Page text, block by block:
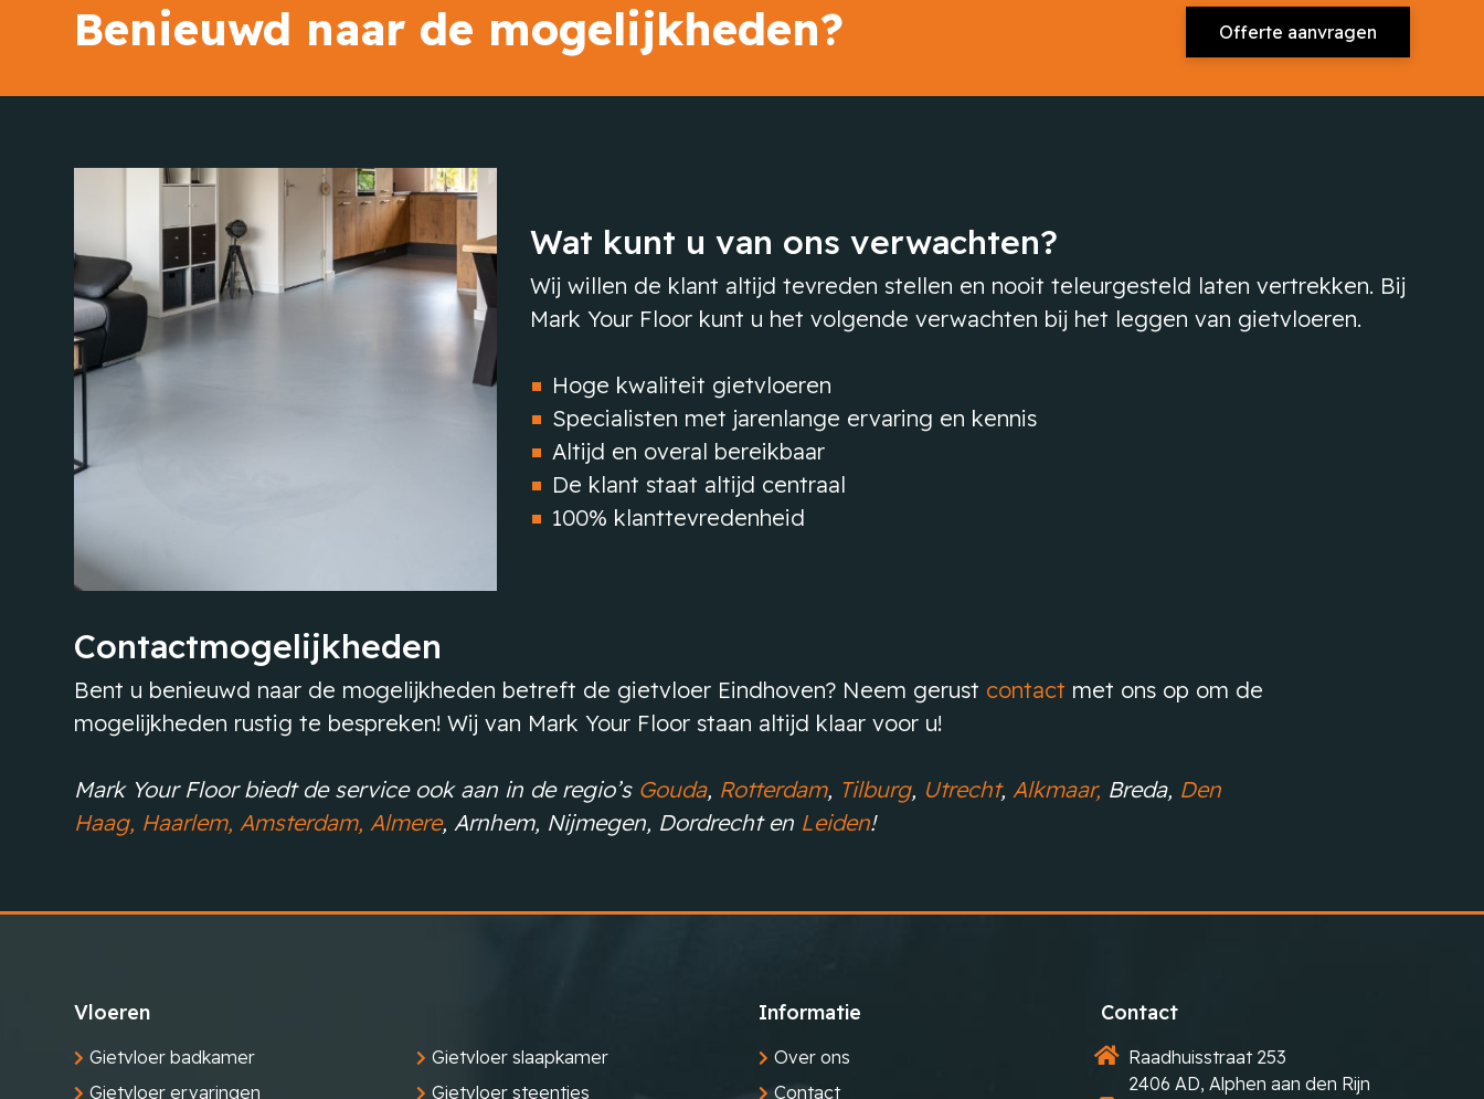
Benieuwd naar de mogelijkheden? Offerte aanvragen
Wat kunt u van ons verwachten?
Wij willen de klant altijd tevreden stellen en nooit teleurgesteld laten vertrekken. Bij
Mark Your Floor kunt u het volgende verwachten bij het leggen van gietvloeren.
Hoge kwaliteit gietvloeren
Specialisten met jarenlange ervaring en kennis
Altijd en overal bereikbaar
De klant staat altijd centraal
100% klanttevredenheid
Contactmogelijkheden
Bent u benieuwd naar de mogelijkheden betreft de gietvloer Eindhoven? Neem gerust contact met ons op om de
mogelijkheden rustig te bespreken! Wij van Mark Your Floor staan altijd klaar voor u!
Mark Your Floor biedt de service ook aan in de regio’s Gouda, Rotterdam, Tilburg, Utrecht, Alkmaar, Breda, Den
Haag, Haarlem, Amsterdam, Almere, Arnhem, Nijmegen, Dordrecht en Leiden!
Vloeren
Gietvloer badkamer
Gietvloer ervaringen
Gietvloer slaapkamer
Gietvloer steentjes
Informatie
Over ons
Contact
Contact
Raadhuisstraat 253
2406 AD, Alphen aan den Rijn